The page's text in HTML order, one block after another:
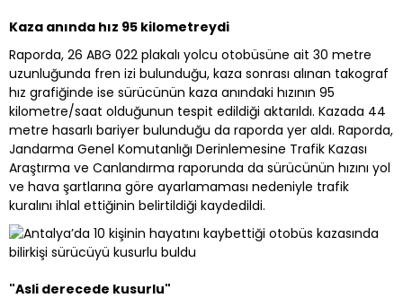
Kaza anında hız 95 kilometreydi
Raporda, 26 ABG 022 plakalı yolcu otobüsüne ait 30 metre
uzunluğunda fren izi bulunduğu, kaza sonrası alınan takograf
hız grafiğinde ise sürücünün kaza anındaki hızının 95
kilometre/saat olduğunun tespit edildiği aktarıldı. Kazada 44
metre hasarlı bariyer bulunduğu da raporda yer aldı. Raporda,
Jandarma Genel Komutanlığı Derinlemesine Trafik Kazası
Araştırma ve Canlandırma raporunda da sürücünün hızını yol
ve hava şartlarına göre ayarlamaması nedeniyle trafik
kuralını ihlal ettiğinin belirtildiği kaydedildi.
"Asli derecede kusurlu"